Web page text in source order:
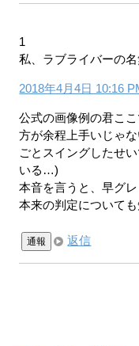
1
私、ラブライバーの
2018年4月4日 10:16
公式の画像例の君こ
方が余程上手いじゃ
ごとスイングしたせ
いる…)
本音を言うと、早グ
本来の判定についても
通報 返信